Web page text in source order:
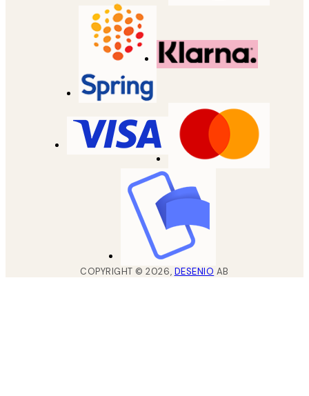
COPYRIGHT ©2026, DESENIO AB